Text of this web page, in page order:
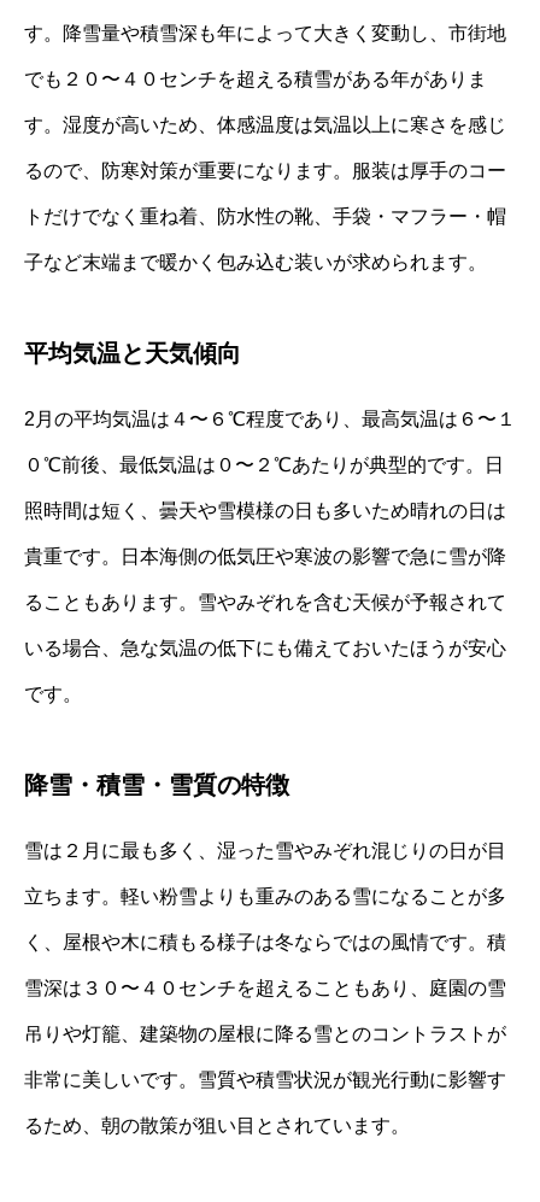
す。降雪量や積雪深も年によって大きく変動し、市街地
でも２０〜４０センチを超える積雪がある年がありま
す。湿度が高いため、体感温度は気温以上に寒さを感じ
るので、防寒対策が重要になります。服装は厚手のコー
トだけでなく重ね着、防水性の靴、手袋・マフラー・帽
子など末端まで暖かく包み込む装いが求められます。
平均気温と天気傾向
2月の平均気温は４〜６℃程度であり、最高気温は６〜１
０℃前後、最低気温は０〜２℃あたりが典型的です。日
照時間は短く、曇天や雪模様の日も多いため晴れの日は
貴重です。日本海側の低気圧や寒波の影響で急に雪が降
ることもあります。雪やみぞれを含む天候が予報されて
いる場合、急な気温の低下にも備えておいたほうが安心
です。
降雪・積雪・雪質の特徴
雪は２月に最も多く、湿った雪やみぞれ混じりの日が目
立ちます。軽い粉雪よりも重みのある雪になることが多
く、屋根や木に積もる様子は冬ならではの風情です。積
雪深は３０〜４０センチを超えることもあり、庭園の雪
吊りや灯籠、建築物の屋根に降る雪とのコントラストが
非常に美しいです。雪質や積雪状況が観光行動に影響す
るため、朝の散策が狙い目とされています。